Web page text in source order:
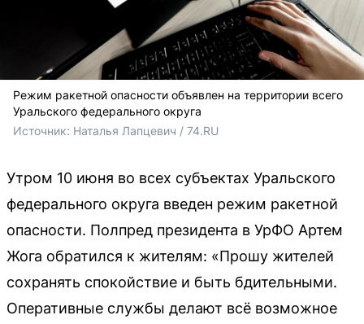
Режим ракетной опасности объявлен на территории всего
Уральского федерального округа
Источник: Наталья Лапцевич / 74.RU
Утром 10 июня во всех субъектах Уральского
федерального округа введен режим ракетной
опасности. Полпред президента в УрФО Артем
Жога обратился к жителям: «Прошу жителей
сохранять спокойствие и быть бдительными.
Оперативные службы делают всё возможное